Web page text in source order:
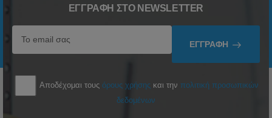
ΕΓΓΡΑΦΉ ΣΤΟ NEWSLETTER
ΕΓΓΡΑΦΉ
Αποδέχομαι τους όρους χρήσης και την πολιτική προσωπικών
δεδομένων